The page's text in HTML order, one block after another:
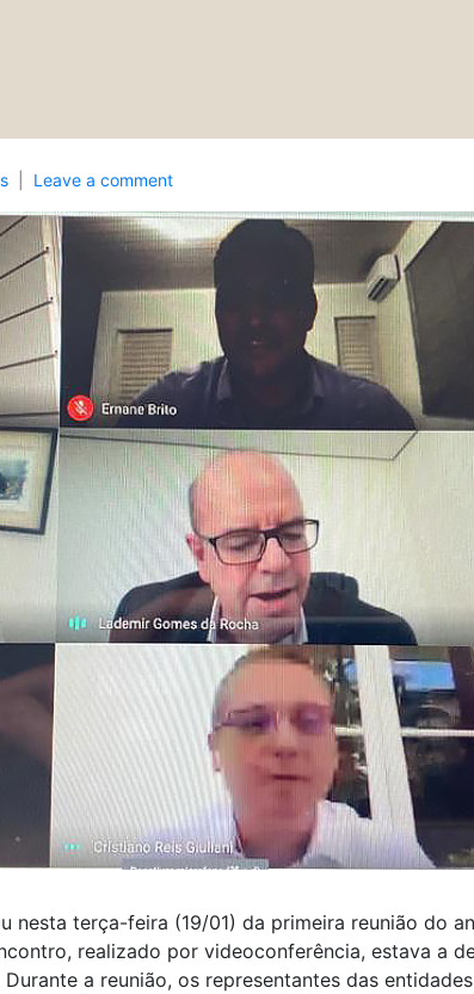
Leave a comment
nesta terça-feira (19/01) da primeira reunião do
realizado por videoconferência, estava a
a reunião, os representantes das